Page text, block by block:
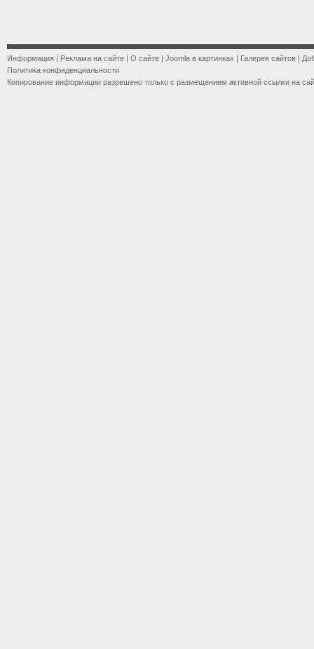
Информация | Реклама на сайте | О сайте | Joomla в картинках | Галерея сайтов |
Политика конфиденциальности
Копирование информации разрешено только с размещением активной ссылки на